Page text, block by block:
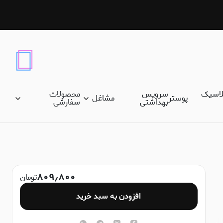
پوسترسرویس
بهداشتی مشاغل محصولات
سفارشی
۸۰۹٫۸۰۰تومان
افزودن به سبد خرید